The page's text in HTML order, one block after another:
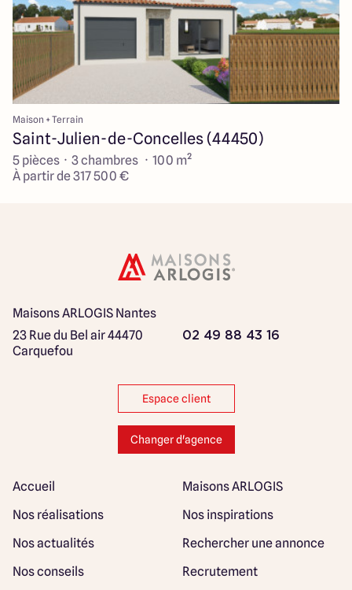
Maison + Terrain
Saint-Julien-de-Concelles (44450)
5 pièces · 3 chambres · 100 m²
À partir de 317 500 €
Maisons ARLOGIS Nantes
23 Rue du Bel air44470
Carquefou
02 49 88 43 16
Espace client
Changer d'agence
Accueil
Maisons ARLOGIS
Nos réalisations
Nos inspirations
Nos actualités
Rechercher une annonce
Nos conseils
Recrutement